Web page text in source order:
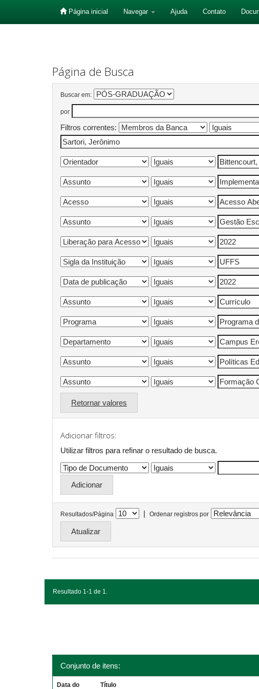
Página inicial Navegar Ajuda Contato
Página de Busca
Buscar em:
por
Filtros correntes:
Retornar valores
Adicionar filtros:
Utilizar filtros para refinar o resultado de busca.
Resultados/Página | Ordenar registros por
Resultado 1-1 de 1.
Conjunto de itens:
Data do Título